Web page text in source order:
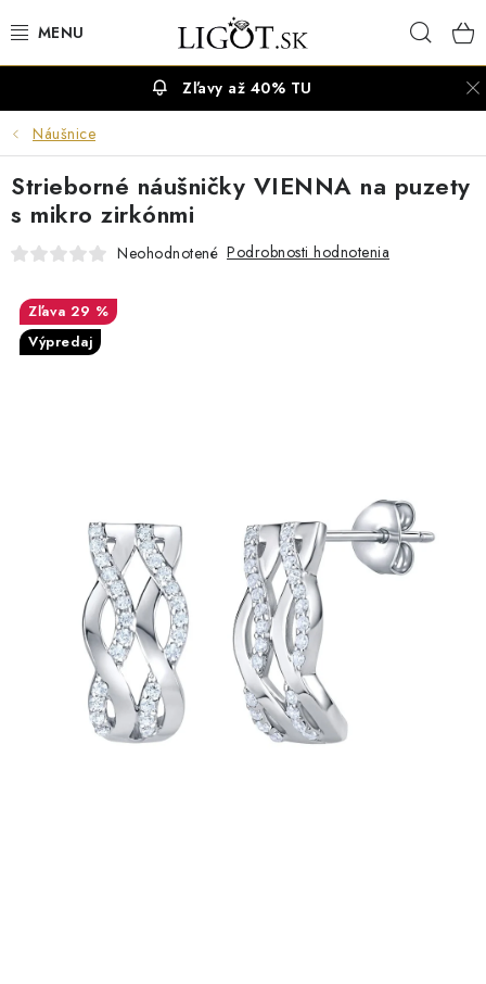
na
NÁHRDELNÍKY
NÁRAMKY
PRSTENE
SETY ŠPERKOV
Doprava a platba Vrátenie, výmena, reklamácia
Obchodné podmienky
Ochrana súkromia
Zľavy až 40% TU
Náušnice
Strieborné náušničky VIENNA na puzety
s mikro zirkónmi
Neohodnotené Podrobnosti hodnotenia
29 %
Výpredaj